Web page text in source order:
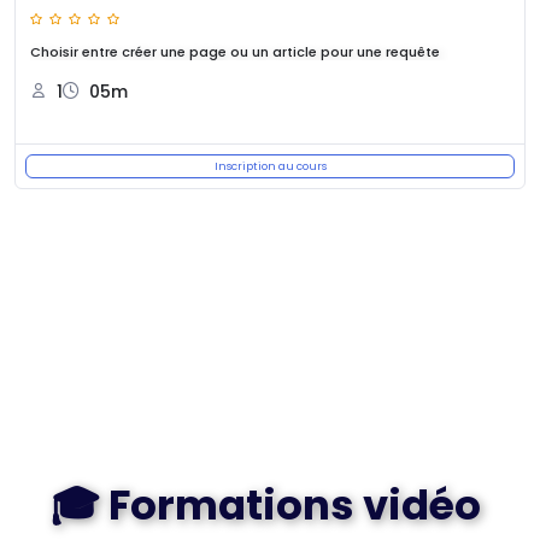
Choisir entre créer une page ou un article pour une requête
1 05m
Inscription au cours
🎓 Formations vidéo